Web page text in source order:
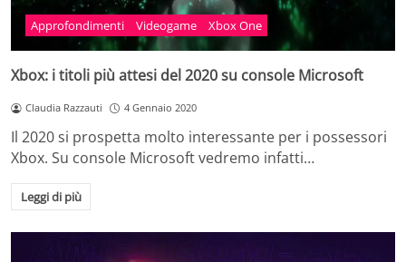
Approfondimenti Videogame Xbox One
Xbox: i titoli più attesi del 2020 su console Microsoft
Claudia Razzauti 4 Gennaio 2020
Il 2020 si prospetta molto interessante per i possessori
Xbox. Su console Microsoft vedremo infatti…
Leggi di più